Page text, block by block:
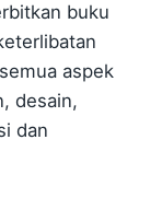
buku
aspek
desain,
dan